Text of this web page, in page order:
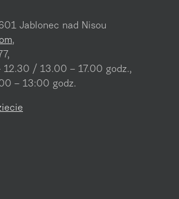
Jablonec nad Nisou
,
12.30 / 13.00 – 17.00 godz.,
– 13:00 godz.